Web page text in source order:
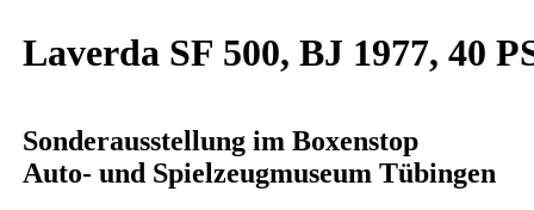
Laverda SF 500, BJ 1977, 40
Sonderausstellung im Boxenstop
Auto- und Spielzeugmuseum Tübingen